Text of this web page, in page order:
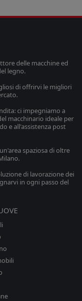
delle macchine ed
legno.
di offrirvi le migliori
ci impegniamo a
macchinario ideale per
e all'assistenza post
spaziosa di oltre
di lavorazione dei
in ogni passo del